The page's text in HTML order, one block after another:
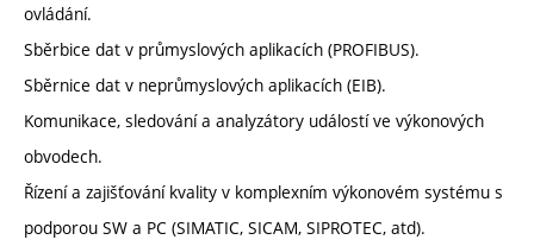
ovládání.
Sběrbice dat v průmyslových aplikacích (PROFIBUS).
Sběrnice dat v neprůmyslových aplikacích (EIB).
Komunikace, sledování a analyzátory událostí ve výkonových
obvodech.
Řízení a zajišťování kvality v komplexním výkonovém systému s
podporou SW a PC (SIMATIC, SICAM, SIPROTEC, atd).